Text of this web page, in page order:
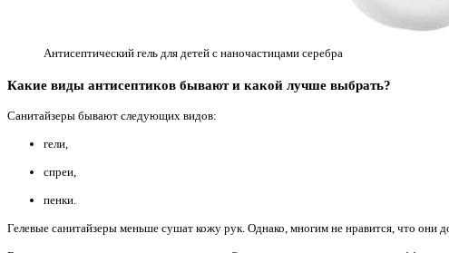
Антисептический гель для детей с наночастицами серебра
Какие виды антисептиков бывают и какой лучше выбрать?
Санитайзеры бывают следующих видов:
гели,
спреи,
пенки.
Гелевые санитайзеры меньше сушат кожу рук. Однако, многим не нравится, что они